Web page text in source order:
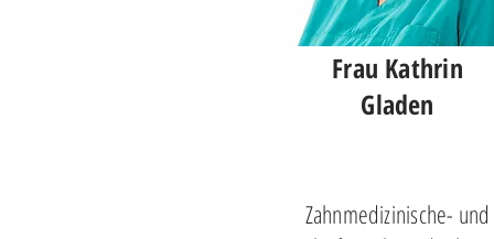
Frau Kathrin
Gladen
Zahnmedizinische- und